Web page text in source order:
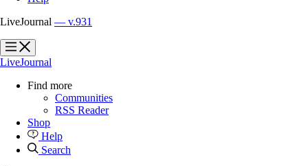
LiveJournal — v.931
?
?
LiveJournal
Find more
Communities
RSS Reader
Shop
Help
Search